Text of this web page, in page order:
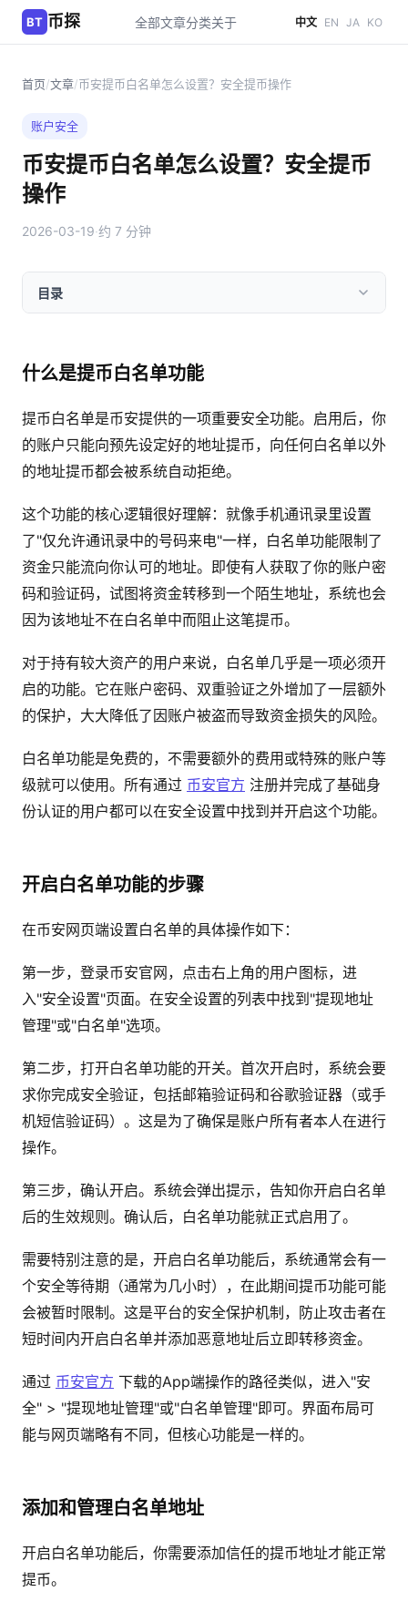
BT 币探 全部文章分类关于 中文 EN JA KO
首页/文章/币安提币白名单怎么设置？安全提币操作
账户安全
币安提币白名单怎么设置？安全提币
操作
2026-03-19·约 7 分钟
目录
什么是提币白名单功能
提币白名单是币安提供的一项重要安全功能。启用后，你
的账户只能向预先设定好的地址提币，向任何白名单以外
的地址提币都会被系统自动拒绝。
这个功能的核心逻辑很好理解：就像手机通讯录里设置
了"仅允许通讯录中的号码来电"一样，白名单功能限制了
资金只能流向你认可的地址。即使有人获取了你的账户密
码和验证码，试图将资金转移到一个陌生地址，系统也会
因为该地址不在白名单中而阻止这笔提币。
对于持有较大资产的用户来说，白名单几乎是一项必须开
启的功能。它在账户密码、双重验证之外增加了一层额外
的保护，大大降低了因账户被盗而导致资金损失的风险。
白名单功能是免费的，不需要额外的费用或特殊的账户等
级就可以使用。所有通过 币安官方 注册并完成了基础身
份认证的用户都可以在安全设置中找到并开启这个功能。
开启白名单功能的步骤
在币安网页端设置白名单的具体操作如下：
第一步，登录币安官网，点击右上角的用户图标，进
入"安全设置"页面。在安全设置的列表中找到"提现地址
管理"或"白名单"选项。
第二步，打开白名单功能的开关。首次开启时，系统会要
求你完成安全验证，包括邮箱验证码和谷歌验证器（或手
机短信验证码）。这是为了确保是账户所有者本人在进行
操作。
第三步，确认开启。系统会弹出提示，告知你开启白名单
后的生效规则。确认后，白名单功能就正式启用了。
需要特别注意的是，开启白名单功能后，系统通常会有一
个安全等待期（通常为几小时），在此期间提币功能可能
会被暂时限制。这是平台的安全保护机制，防止攻击者在
短时间内开启白名单并添加恶意地址后立即转移资金。
通过 币安官方 下载的App端操作的路径类似，进入"安
全" > "提现地址管理"或"白名单管理"即可。界面布局可
能与网页端略有不同，但核心功能是一样的。
添加和管理白名单地址
开启白名单功能后，你需要添加信任的提币地址才能正常
提币。